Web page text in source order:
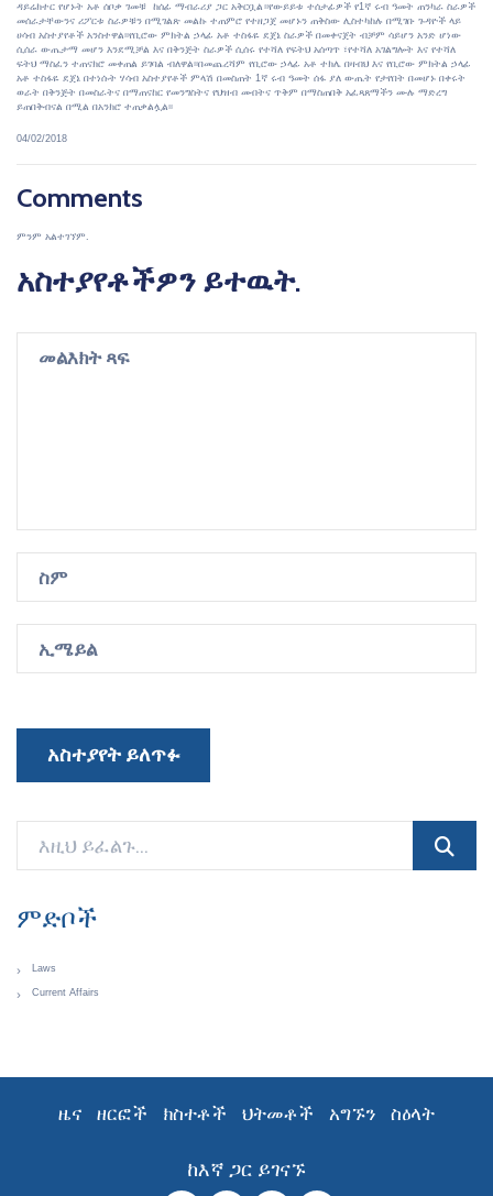
ዳይሬክተር የሆኑት አቶ ሰቦቃ ገመቹ ከሰፊ ማብራሪያ ጋር አቅርቧል።የውይይቱ ተሰታፊዎች የ1ኛ ሩብ ዓመት ጠንካራ ስራዎች
መሰራታቸውንና ሪፖርቱ ስራዎቹን በሚገልጽ መልኩ ተጠምሮ የተዘጋጀ መሆኑን ጠቅስው ሊስተካከሉ በሚገቡ ጉዳዮች ላይ
ሀሳብ አስተያየቶች አንስተዋል፡፡የቢሮው ምክትል ኃላፊ አቶ ተስፋዬ ደጀኔ ስራዎች በመቀናጀት ብቻም ሳይሆን አንድ ሆነው
ሲሰራ ውጤታማ መሆን እንደሚቻል እና በቅንጅት ስራዎች ሲሰሩ የተሻለ የፍትህ አሰጣጥ ፣የተሻለ አገልግሎት እና የተሻለ
ፍትህ ማስፈን ተጠናክሮ መቀጠል ይገባል ብለዋል፡፡በመጨረሻም የቢሮው ኃላፊ አቶ ተክሌ በዛብህ እና የቢሮው ምክትል ኃላፊ
አቶ ተስፋዬ ደጀኔ በተነሱት ሃሳብ አስተያየቶች ምላሽ በመስጠት 1ኛ ሩብ ዓመት ሰፋ ያለ ውጤት የታየበት በመሆኑ በቀሩት
ወራት በቅንጅት በመስራትና በማጠናከር የመንግስትና የህዝብ መብትና ጥቅም በማስጠበቅ አፈጻጸማችን ሙሉ ማድረግ
ይጠበቅብናል በሚል በአንክሮ ተጠቃልሏል፡፡
04/02/2018
Comments
ምንም አልተገኘም.
አስተያየቶችዎን ይተዉት.
አስተያየት ይለጥፉ
ምድቦች
Laws
Current Affairs
ዜና ዘርፎች ክስተቶች ህትመቶች አግኙን ስዕላት
ከእኛ ጋር ይገናኙ